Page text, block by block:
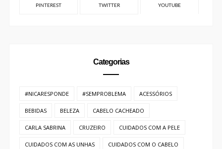
PINTEREST TWITTER YOUTUBE
Categorias
#NICARESPONDE #SEMPROBLEMA ACESSÓRIOS
BEBIDAS BELEZA CABELO CACHEADO
CARLA SABRINA CRUZEIRO CUIDADOS COM A PELE
CUIDADOS COM AS UNHAS CUIDADOS COM O CABELO